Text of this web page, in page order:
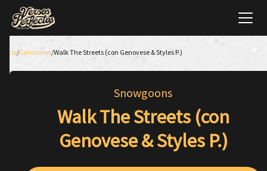
Inicio/Canciones/Walk The Streets (con Genovese & Styles P.)
Snowgoons
Walk The Streets (con
Genovese & Styles P.)